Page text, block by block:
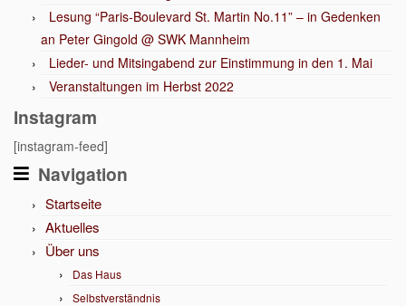
Lesung “Paris-Boulevard St. Martin No.11” – in Gedenken
an Peter Gingold @ SWK Mannheim
Lieder- und Mitsingabend zur Einstimmung in den 1. Mai
Veranstaltungen im Herbst 2022
Instagram
[instagram-feed]
Navigation
Startseite
Aktuelles
Über uns
Das Haus
Selbstverständnis